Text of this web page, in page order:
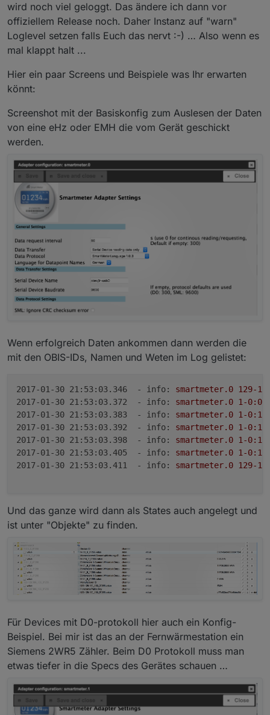
wird noch viel geloggt. Das ändere ich dann vor
offiziellem Release noch. Daher Instanz auf "warn"
Loglevel setzen falls Euch das nervt :-) … Also wenn es
mal klappt halt ...
Hier ein paar Screens und Beispiele was Ihr erwarten
könnt:
Screenshot mit der Basiskonfig zum Auslesen der Daten
von eine eHz oder EMH die vom Gerät geschickt
werden.
Wenn erfolgreich Daten ankommen dann werden die
mit den OBIS-IDs, Namen und Weten im Log gelistet:
2017-01-30 21:53:03.346  - info: smartmeter.0 129-
2017-01-30 21:53:03.372  - info:
smartmeter.0 1 -0
2017-01-30 21:53:03.383  - info:
smartmeter.0 1 -0
2017-01-30 21:53:03.392  - info:
smartmeter.0 1 -0
2017-01-30 21:53:03.398  - info:
smartmeter.0 1 -0
2017-01-30 21:53:03.405  - info:
smartmeter.0 1 -0
2017-01-30 21:53:03.411  - info:
smartmeter.0 129-
Und das ganze wird dann als States auch angelegt und
ist unter "Objekte" zu finden.
Für Devices mit D0-protokoll hier auch ein Konfig-
Beispiel. Bei mir ist das an der Fernwärmestation ein
Siemens 2WR5 Zähler. Beim D0 Protokoll muss man
etwas tiefer in die Specs des Gerätes schauen …